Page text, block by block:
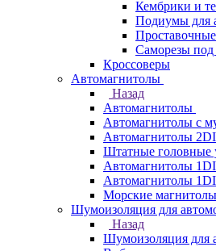
Кембрики и
Подиумы для
Саморезы
Кроссоверы
Автомагнитолы
Назад
Автомагнитолы
Автомагнитолы с
Автомагнитолы
Штатные головные
Автомагнитолы
Автомагнитолы
Морские магнитолы
Шумоизоляция для
Назад
Шумоизоляция для